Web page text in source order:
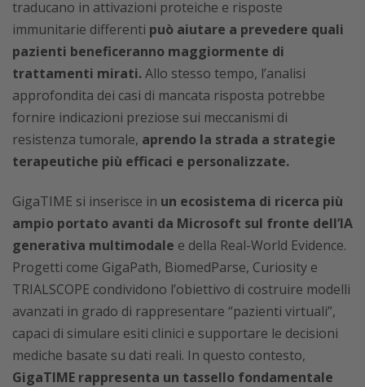
traducano in attivazioni proteiche e risposte
immunitarie differenti può aiutare a prevedere quali
pazienti beneficeranno maggiormente di
trattamenti mirati.Allo stesso tempo, l’analisi
approfondita dei casi di mancata risposta potrebbe
fornire indicazioni preziose sui meccanismi di
resistenza tumorale, aprendo la strada a strategie
terapeutiche più efficaci e personalizzate.
GigaTIME si inserisce in un ecosistema di ricerca più
ampio portato avanti da Microsoft sul fronte dell’IA
generativa multimodale e della Real-World Evidence.
Progetti come GigaPath, BiomedParse, Curiosity e
TRIALSCOPE condividono l’obiettivo di costruire modelli
avanzati in grado di rappresentare “pazienti virtuali”,
capaci di simulare esiti clinici e supportare le decisioni
mediche basate su dati reali. In questo contesto,
GigaTIME rappresenta un tassello fondamentale